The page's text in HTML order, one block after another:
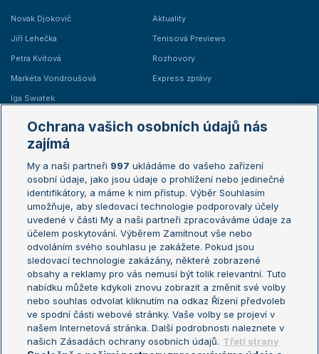
Novak Djokovič
Jiří Lehečka
Petra Kvitová
Markéta Vondroušová
Iga Swiatek
Aktuality
Tenisová Previews
Rozhovory
Express zprávy
Žebříčky
Žebříček ATP (muži)
Žebříček WTA (ženy)
Sázkařský žebříček
Australian Open
French Open
Wimbledon
US Open
Turnaj mistrů
Turnaj mistryň
Aktualní trendy
Fotbalové přestupy
Livesport Daily
Ochrana vašich osobních údajů nás
zajímá
My a naši partneři 997 ukládáme do vašeho zařízení
osobní údaje, jako jsou údaje o prohlížení nebo jedinečné
identifikátory, a máme k nim přístup. Výběr Souhlasím
umožňuje, aby sledovací technologie podporovaly účely
uvedené v části My a naši partneři zpracováváme údaje za
účelem poskytování. Výběrem Zamítnout vše nebo
odvoláním svého souhlasu je zakážete. Pokud jsou
sledovací technologie zakázány, některé zobrazené
obsahy a reklamy pro vás nemusí být tolik relevantní. Tuto
nabídku můžete kdykoli znovu zobrazit a změnit své volby
nebo souhlas odvolat kliknutím na odkaz Řízení předvoleb
ve spodní části webové stránky. Vaše volby se projeví v
našem Internetová stránka. Další podrobnosti naleznete v
našich Zásadách ochrany osobních údajů. Třetí strany